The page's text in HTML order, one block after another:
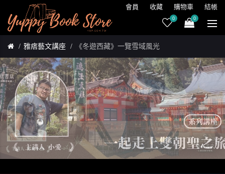
會員 收藏 購物車 結帳
0 0
雅痞藝文講座 《冬遊西藏》一覽雪域風光